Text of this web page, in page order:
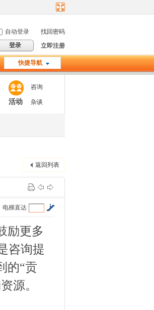
自动登录
找回密码
登录 立即注册
快捷导航
活动
咨询
杂谈
返回列表
电梯直达
励更多
咨询提
的“贡
源。